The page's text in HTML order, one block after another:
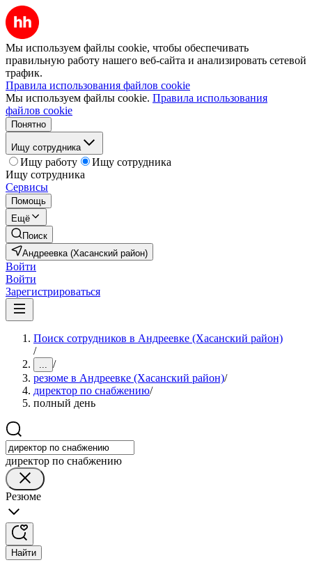
Мы используем файлы cookie, чтобы обеспечивать
правильную работу нашего веб-сайта и анализировать сетевой
трафик.
Правила использования файлов cookie
Мы используем файлы cookie. Правила использования
файлов cookie
Понятно
Ищу сотрудника
Ищу работу
Ищу сотрудника
Ищу сотрудника
Сервисы
Помощь
Ещё
Поиск
Андреевка (Хасанский район)
Войти
Войти
Зарегистрироваться
Поиск сотрудников в Андреевке (Хасанский район)
/
... /
резюме в Андреевке (Хасанский район)/
директор по снабжению/
полный день
директор по снабжению
Резюме
Найти